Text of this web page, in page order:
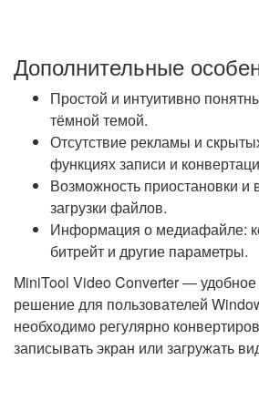
Дополнительные
Простой и интуитивно
тёмной темой.
Отсутствие рекламы и
функциях записи и
Возможность приостановки и
загрузки файлов.
Информация о медиафайле:
битрейт и другие параметры.
MiniTool Video Converter —
решение для пользователей
необходимо регулярно
записывать экран или загружать